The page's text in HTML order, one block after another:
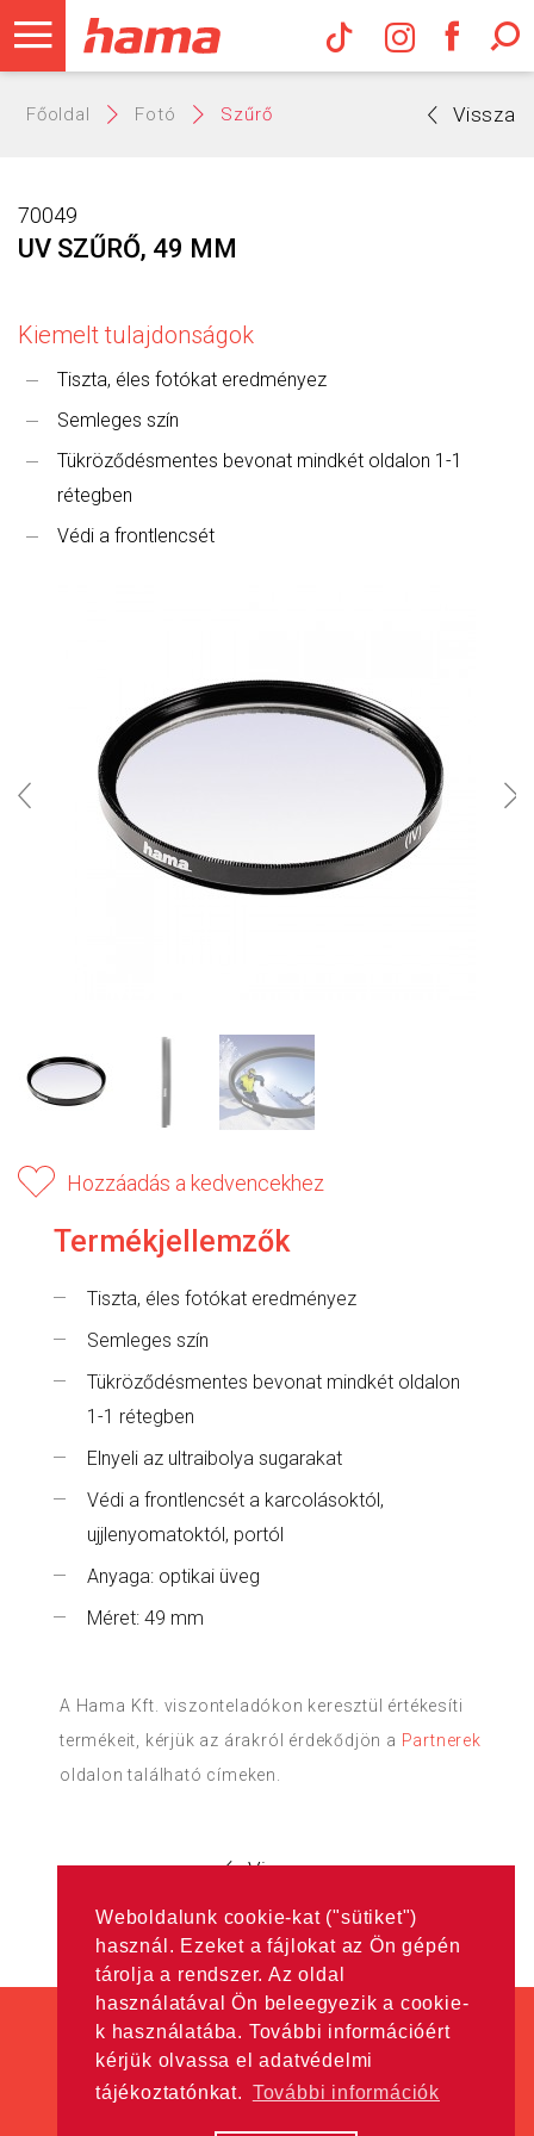
Weboldalunk cookie-kat ("sütiket")
használ. Ezeket a fájlokat az Ön gépén
tárolja a rendszer. Az oldal
használatával Ön beleegyezik a cookie-
k használatába. További információért
kérjük olvassa el adatvédelmi
tájékoztatónkat. További információk
Hama
Főoldal Fotó Szűrő Vissza
Hozzáadás a kedvencekhez
70049
UV SZŰRŐ, 49 MM
Kiemelt tulajdonságok
Tiszta, éles fotókat eredményez
Semleges szín
Tükröződésmentes bevonat mindkét oldalon 1-1
rétegben
Védi a frontlencsét
Termékjellemzők
Tiszta, éles fotókat eredményez
Semleges szín
Tükröződésmentes bevonat mindkét oldalon
1-1 rétegben
Elnyeli az ultraibolya sugarakat
Védi a frontlencsét a karcolásoktól,
ujjlenyomatoktól, portól
Anyaga: optikai üveg
Méret: 49 mm
A Hama Kft. viszonteladókon keresztül értékesíti
termékeit, kérjük az árakról érdekődjön a Partnerek
oldalon található címeken.
Vissza
Minden jog fenntartva! © Hama Kft. 2016